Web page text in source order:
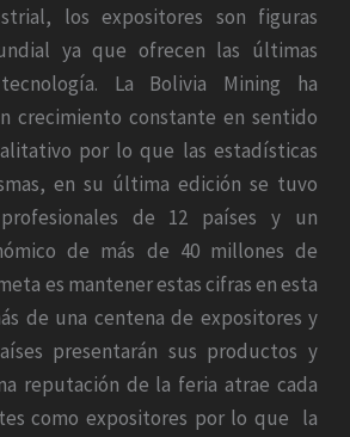
los expositores son figuras
ya que ofrecen las últimas
La Bolivia Mining ha
crecimiento constante en sentido
por lo que las estadísticas
en su última edición se tuvo
de 12 países y un
de más de 40 millones de
es mantener estas cifras en esta
de una centena de expositores y
presentarán sus productos y
reputación de la feria atrae cada
como expositores por lo que la